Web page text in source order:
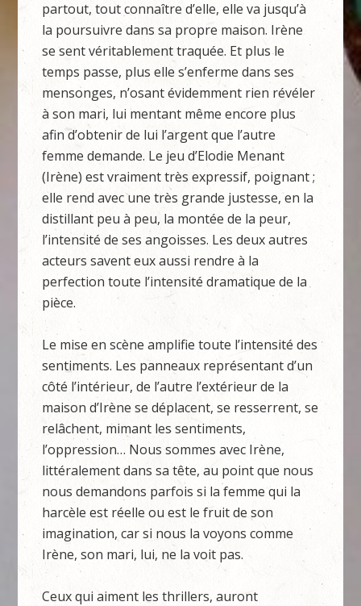
partout, tout connaître d’elle, elle va jusqu’à
la poursuivre dans sa propre maison. Irène
se sent véritablement traquée. Et plus le
temps passe, plus elle s’enferme dans ses
mensonges, n’osant évidemment rien révéler
à son mari, lui mentant même encore plus
afin d’obtenir de lui l’argent que l’autre
femme demande. Le jeu d’Elodie Menant
(Irène) est vraiment très expressif, poignant ;
elle rend avec une très grande justesse, en la
distillant peu à peu, la montée de la peur,
l’intensité de ses angoisses. Les deux autres
acteurs savent eux aussi rendre à la
perfection toute l’intensité dramatique de la
pièce.
Le mise en scène amplifie toute l’intensité des
sentiments. Les panneaux représentant d’un
côté l’intérieur, de l’autre l’extérieur de la
maison d’Irène se déplacent, se resserrent, se
relâchent, mimant les sentiments,
l’oppression… Nous sommes avec Irène,
littéralement dans sa tête, au point que nous
nous demandons parfois si la femme qui la
harcèle est réelle ou est le fruit de son
imagination, car si nous la voyons comme
Irène, son mari, lui, ne la voit pas.
Ceux qui aiment les thrillers, auront